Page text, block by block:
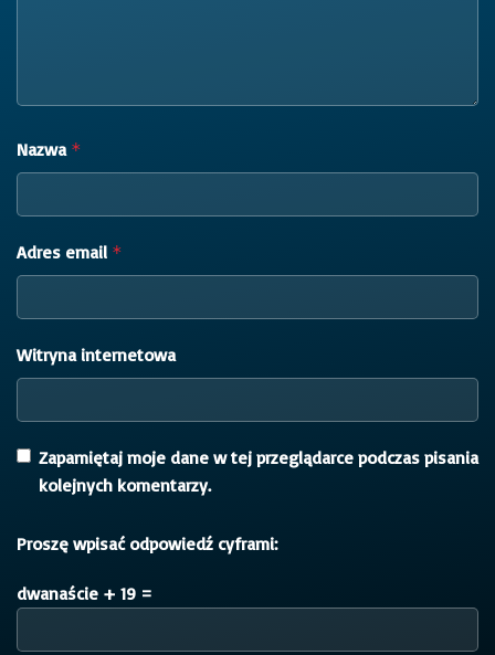
Nazwa *
Adres email *
Witryna internetowa
Zapamiętaj moje dane w tej przeglądarce podczas pisania
kolejnych komentarzy.
Proszę wpisać odpowiedź cyframi:
dwanaście + 19 =